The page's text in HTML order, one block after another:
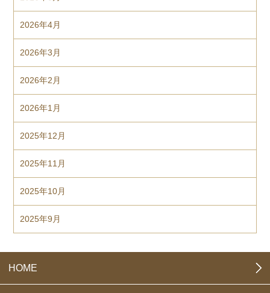
2026年4月
2026年3月
2026年2月
2026年1月
2025年12月
2025年11月
2025年10月
2025年9月
HOME